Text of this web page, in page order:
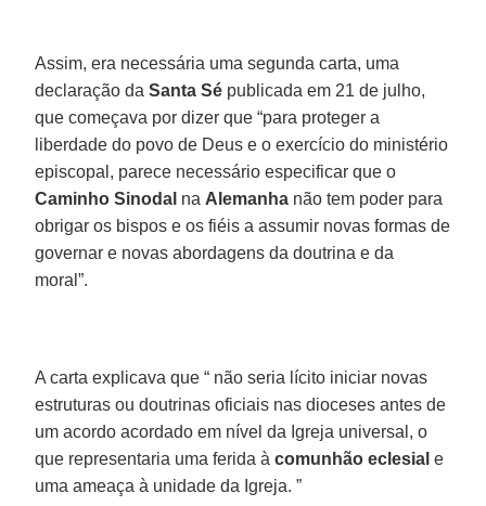
Assim, era necessária uma segunda carta, uma
declaração daSanta Sé publicada em 21 de julho,
que começava por dizer que “para proteger a
liberdade do povo de Deus e o exercício do ministério
episcopal, parece necessário especificar que o
Caminho Sinodal na Alemanha não tem poder para
obrigar os bispos e os fiéis a assumir novas formas de
governar e novas abordagens da doutrina e da
moral”.
A carta explicava que “ não seria lícito iniciar novas
estruturas ou doutrinas oficiais nas dioceses antes de
um acordo acordado em nível da Igreja universal, o
que representaria uma ferida àcomunhão eclesial e
uma ameaça à unidade da Igreja. ”